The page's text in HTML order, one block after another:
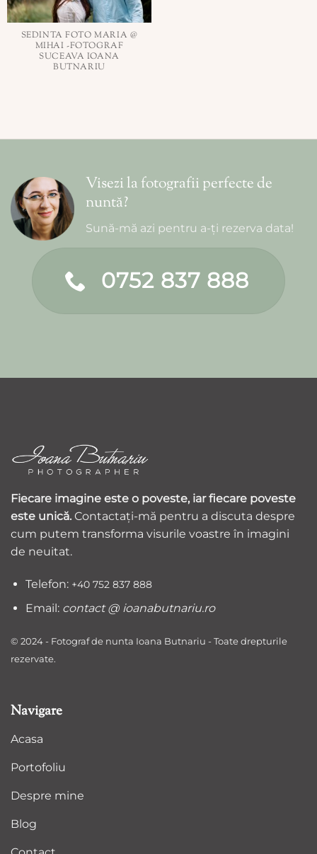
SEDINTA FOTO MARIA @
MIHAI -FOTOGRAF
SUCEAVA IOANA
BUTNARIU
Visezi la fotografii perfecte de
nuntă?
Sună-mă azi pentru a-ți rezerva data!
0752 837 888
Fiecare imagine este o poveste, iar fiecare poveste
este unică. Contactați-mă pentru a discuta despre
cum putem transforma visurile voastre în imagini
de neuitat.
Telefon: +40 752 837 888
Email: contact @ ioanabutnariu.ro
© 2024 - Fotograf de nunta Ioana Butnariu - Toate drepturile
rezervate.
Navigare
Acasa
Portofoliu
Despre mine
Blog